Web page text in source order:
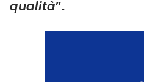
qualità”.